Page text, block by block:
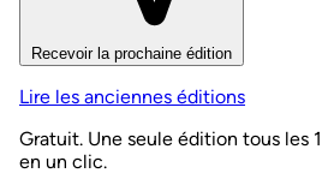
Recevoir la prochaine édition
Lire les anciennes éditions
Gratuit. Une seule édition tous les
en un clic.